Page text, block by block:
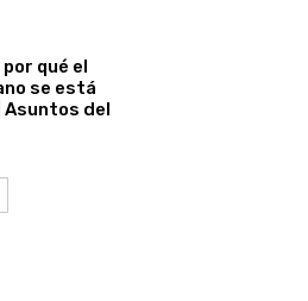
qué el
se está
del